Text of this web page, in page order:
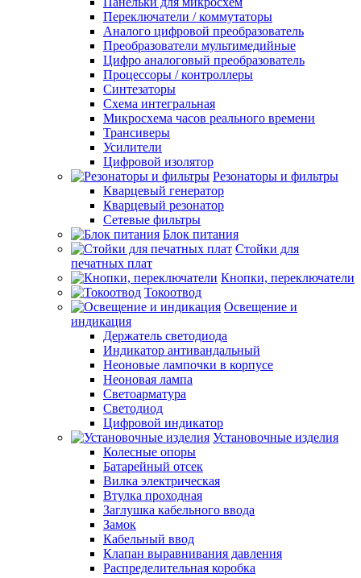
Переключатели / коммутаторы
Аналого цифровой преобразователь
Преобразователи мультимедийные
Цифро аналоговый преобразователь
Процессоры / контроллеры
Синтезаторы
Схема интегральная
Микросхема часов реального времени
Трансиверы
Усилители
Цифровой изолятор
Резонаторы и фильтры
Кварцевый генератор
Кварцевый резонатор
Сетевые фильтры
Блок питания
Стойки для
печатных плат
Кнопки, переключатели
Токоотвод
Освещение и
индикация
Держатель светодиода
Индикатор антивандальный
Неоновые лампочки в корпусе
Неоновая лампа
Светоарматура
Светодиод
Цифровой индикатор
Установочные изделия
Колесные опоры
Батарейный отсек
Вилка электрическая
Втулка проходная
Заглушка кабельного ввода
Замок
Кабельный ввод
Клапан выравнивания давления
Распределительная коробка